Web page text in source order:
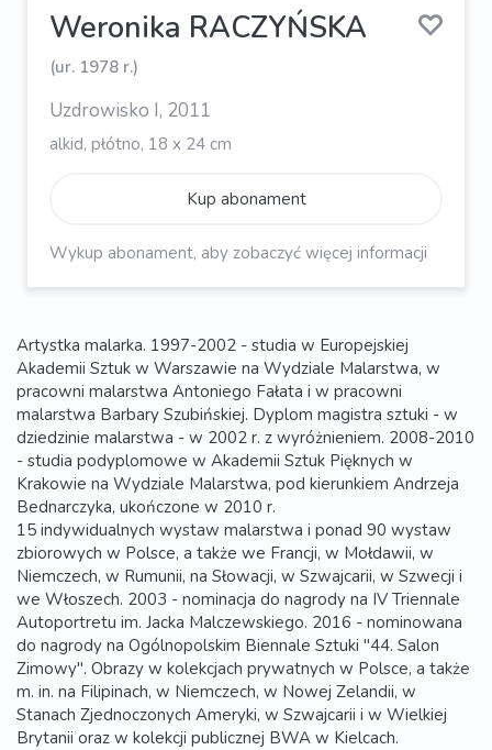
Weronika RACZYŃSKA
(ur. 1978 r.)
Uzdrowisko I, 2011
alkid, płótno, 18 x 24 cm
Kup abonament
Wykup abonament, aby zobaczyć więcej informacji
Artystka malarka. 1997-2002 - studia w Europejskiej
Akademii Sztuk w Warszawie na Wydziale Malarstwa, w
pracowni malarstwa Antoniego Fałata i w pracowni
malarstwa Barbary Szubińskiej. Dyplom magistra sztuki - w
dziedzinie malarstwa - w 2002 r. z wyróżnieniem. 2008-2010
- studia podyplomowe w Akademii Sztuk Pięknych w
Krakowie na Wydziale Malarstwa, pod kierunkiem Andrzeja
Bednarczyka, ukończone w 2010 r.
15 indywidualnych wystaw malarstwa i ponad 90 wystaw
zbiorowych w Polsce, a także we Francji, w Mołdawii, w
Niemczech, w Rumunii, na Słowacji, w Szwajcarii, w Szwecji i
we Włoszech. 2003 - nominacja do nagrody na IV Triennale
Autoportretu im. Jacka Malczewskiego. 2016 - nominowana
do nagrody na Ogólnopolskim Biennale Sztuki "44. Salon
Zimowy". Obrazy w kolekcjach prywatnych w Polsce, a także
m. in. na Filipinach, w Niemczech, w Nowej Zelandii, w
Stanach Zjednoczonych Ameryki, w Szwajcarii i w Wielkiej
Brytanii oraz w kolekcji publicznej BWA w Kielcach.